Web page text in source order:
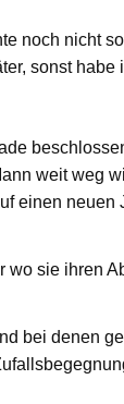
noch nicht
sonst habe
weit weg
einen neuen
wo sie ihren
bei denen